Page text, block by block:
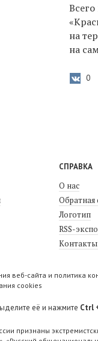
на
на
0
СПРАВКА
О нас
Обратная
Логотип
RSS-
веб-сайта и политика
cookies
её и нажмите Ctrl
признаны